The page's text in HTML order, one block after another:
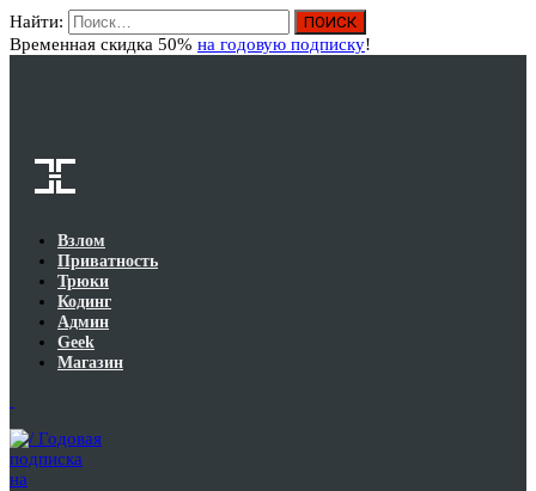
Найти:
Временная скидка 50% на годовую подписку!
Взлом
Приватность
Трюки
Кодинг
Админ
Geek
Магазин
Годовая
подписка
на